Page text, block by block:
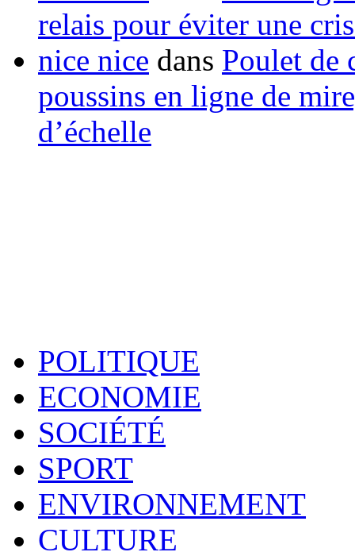
relais pour éviter une
nice nice dans Poulet de
poussins en ligne de
d’échelle
POLITIQUE
ECONOMIE
SOCIÉTÉ
SPORT
ENVIRONNEMENT
CULTURE